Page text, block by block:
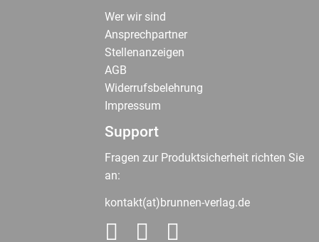
Wer wir sind
Ansprechpartner
Stellenanzeigen
AGB
Widerrufsbelehrung
Impressum
Support
Fragen zur Produktsicherheit richten Sie
an:
kontakt(at)brunnen-verlag.de